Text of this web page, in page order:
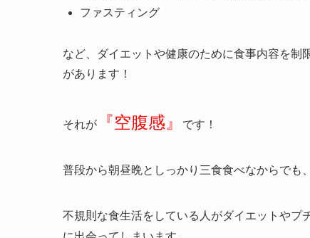
ファスティング
など、ダイエットや健康のために食事内容を制
があります！
それが 『空腹感』 です！
普段から朝昼晩としっかり三食食べなからでも
不規則な食生活をしている人がダイエットやプ